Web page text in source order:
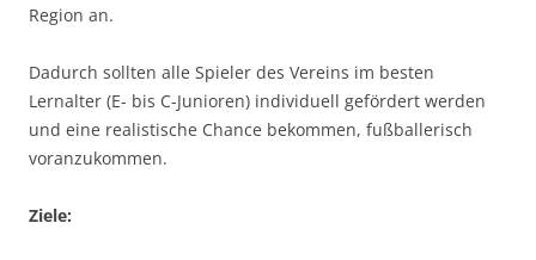
Region an.
Dadurch sollten alle Spieler des Vereins im besten
Lernalter (E- bis C-Junioren) individuell gefördert werden
und eine realistische Chance bekommen, fußballerisch
voranzukommen.
Ziele: